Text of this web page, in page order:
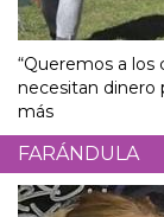
“Queremos a los
necesitan dinero
más
FARÁNDULA